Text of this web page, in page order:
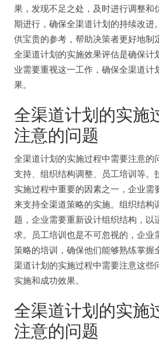
果，发现不足之处，及时进行调整和
期进行，确保全渠道计划的持续改进
供宝贵的参考，帮助决策者更好地制
全渠道计划的实施效果评估是确保计
业需要重视这一工作，确保全渠道计
果。
全渠道计划的实施
注意的问题
全渠道计划的实施过程中需要注意的
支持、组织结构调整、员工培训等。
实施过程中重要的因素之一，企业需
来支持全渠道策略的实施。组织结构
题，企业需要重新设计组织结构，以
求。员工培训也是不可忽视的，企业
策略的培训，确保他们能够熟练掌握
渠道计划的实施过程中需要注意这些
实施和成功效果。
全渠道计划的实施
注意的问题